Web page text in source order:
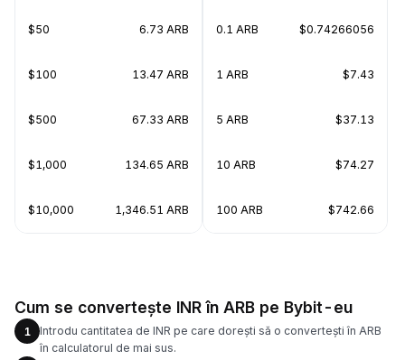
$50 6.73 ARB
$100 13.47 ARB
$500 67.33 ARB
$1,000 134.65 ARB
$10,000 1,346.51 ARB
0.1 ARB $0.74266056
1 ARB $7.43
5 ARB $37.13
10 ARB $74.27
100 ARB $742.66
Cum se convertește INR în ARB pe Bybit-eu
1
Introdu cantitatea de INR pe care dorești să o convertești în ARB
în calculatorul de mai sus.